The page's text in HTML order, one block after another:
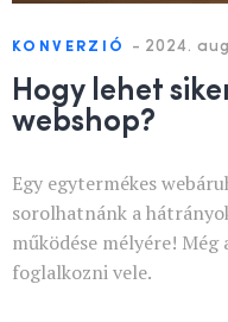
KONVERZIÓ - 2024.
Hogy lehet
webshop?
Egy egytermékes
sorolhatnánk a
működése mélyére!
foglalkozni vele.